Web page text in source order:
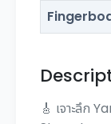
🎸 เจาะลึก